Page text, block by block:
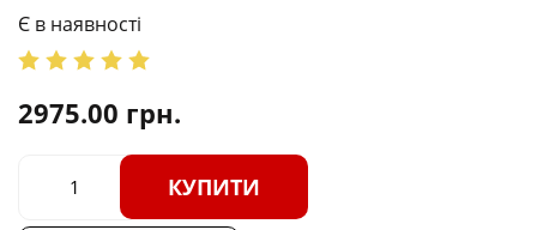
Є в наявності
2975.00 грн.
КУПИТИ